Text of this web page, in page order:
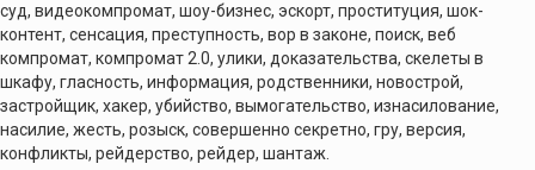
суд, видеокомпромат, шоу-бизнес, эскорт, проституция, шок-
контент, сенсация, преступность, вор в законе, поиск, веб
компромат, компромат 2.0, улики, доказательства, скелеты в
шкафу, гласность, информация, родственники, новострой,
застройщик, хакер, убийство, вымогательство, изнасилование,
насилие, жесть, розыск, совершенно секретно, гру, версия,
конфликты, рейдерство, рейдер, шантаж.